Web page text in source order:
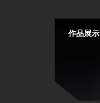
作品展示